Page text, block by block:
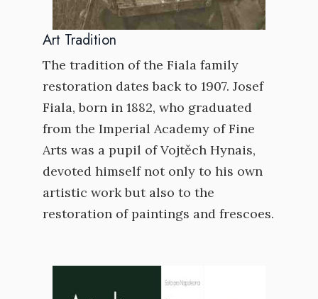
Art Tradition
The tradition of the Fiala family
restoration dates back to 1907. Josef
Fiala, born in 1882, who graduated
from the Imperial Academy of Fine
Arts was a pupil of Vojtěch Hynais,
devoted himself not only to his own
artistic work but also to the
restoration of paintings and frescoes.